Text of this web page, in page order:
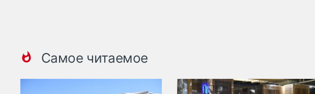
Самое читаемое